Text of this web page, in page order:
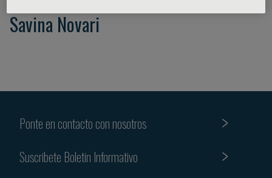
Savina Novari
Ponte en contacto con nosotros
Suscribete Boletin Informativo